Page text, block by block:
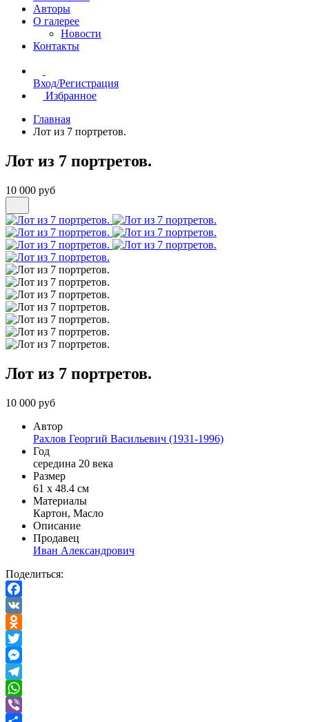
Авторы
О галерее
Новости
Контакты
Вход/Регистрация
Избранное
Главная
Лот из 7 портретов.
Лот из 7 портретов.
10 000 руб
Лот из 7 портретов.
10 000 руб
Автор
Рахлов Георгий Васильевич (1931-1996)
Год
середина 20 века
Размер
61 х 48.4 см
Материалы
Картон, Масло
Описание
Продавец
Иван Александрович
Поделиться:
Facebook
VK
Odnoklassniki
Twitter
Messenger
Telegram
WhatsApp